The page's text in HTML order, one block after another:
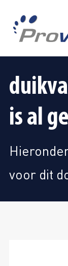
is al
voor dit